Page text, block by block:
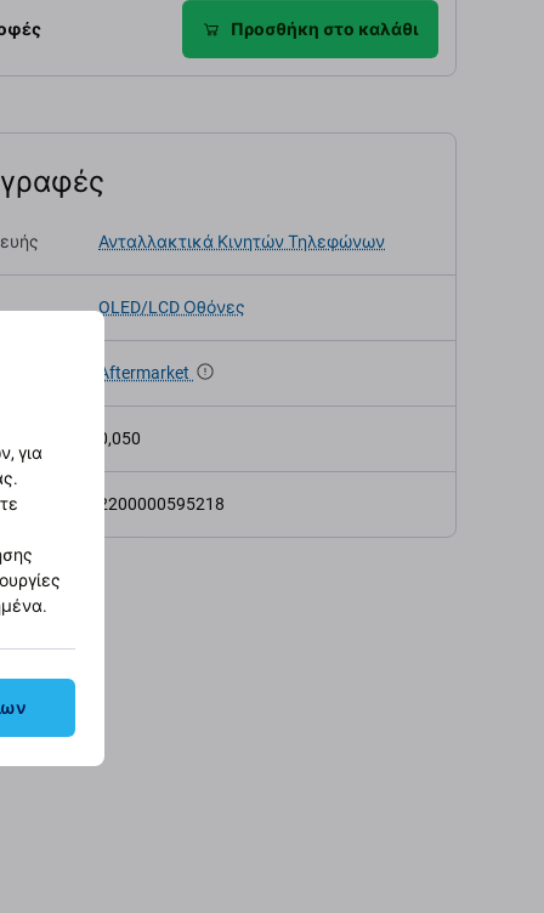
Προσθήκη στο καλάθι
Ανταλλακτικά Κινητών Τηλεφώνων
OLED/LCD Οθόνες
Aftermarket
0,050
2200000595218
για